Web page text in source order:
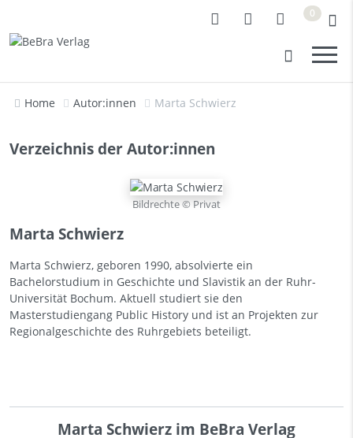
0
Home Autor:innen Marta Schwierz
Verzeichnis der Autor:innen
Bildrechte © Privat
Marta Schwierz
Marta Schwierz, geboren 1990, absolvierte ein
Bachelorstudium in Geschichte und Slavistik an der Ruhr-
Universität Bochum. Aktuell studiert sie den
Masterstudiengang Public History und ist an Projekten zur
Regionalgeschichte des Ruhrgebiets beteiligt.
Marta Schwierz im BeBra Verlag